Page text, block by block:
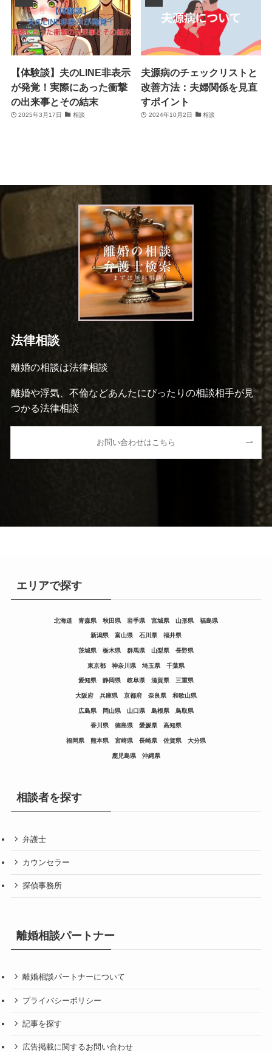
【体験談】夫のLINE非表示
が発覚！実際にあった衝撃
の出来事とその結末
2025年3月17日 相談
夫源病のチェックリストと
改善方法：夫婦関係を見直
すポイント
2024年10月2日 相談
法律相談
離婚の相談は法律相談
離婚や浮気、不倫などあんたにぴったりの相談相手が見
つかる法律相談
お問い合わせはこちら
エリアで探す
北海道 青森県 秋田県 岩手県 宮城県 山形県 福島県
新潟県 富山県 石川県 福井県
茨城県 栃木県 群馬県 山梨県 長野県
東京都 神奈川県 埼玉県 千葉県
愛知県 静岡県 岐阜県 滋賀県 三重県
大阪府 兵庫県 京都府 奈良県 和歌山県
広島県 岡山県 山口県 島根県 鳥取県
香川県 徳島県 愛媛県 高知県
福岡県 熊本県 宮崎県 長崎県 佐賀県 大分県
鹿児島県 沖縄県
相談者を探す
弁護士
カウンセラー
探偵事務所
離婚相談パートナー
離婚相談パートナーについて
プライバシーポリシー
記事を探す
広告掲載に関するお問い合わせ